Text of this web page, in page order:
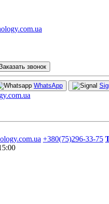
звонок
WhatsApp
+380(75)296-33-75